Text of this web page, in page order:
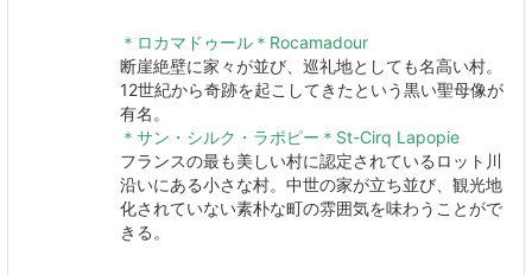
＊ロカマドゥール＊Rocamadour
断崖絶壁に家々が並び、巡礼地としても名高い村。
12世紀から奇跡を起こしてきたという黒い聖母像が
有名。
＊サン・シルク・ラポピー＊St-Cirq Lapopie
フランスの最も美しい村に認定されているロット川
沿いにある小さな村。中世の家が立ち並び、観光地
化されていない素朴な町の雰囲気を味わうことがで
きる。